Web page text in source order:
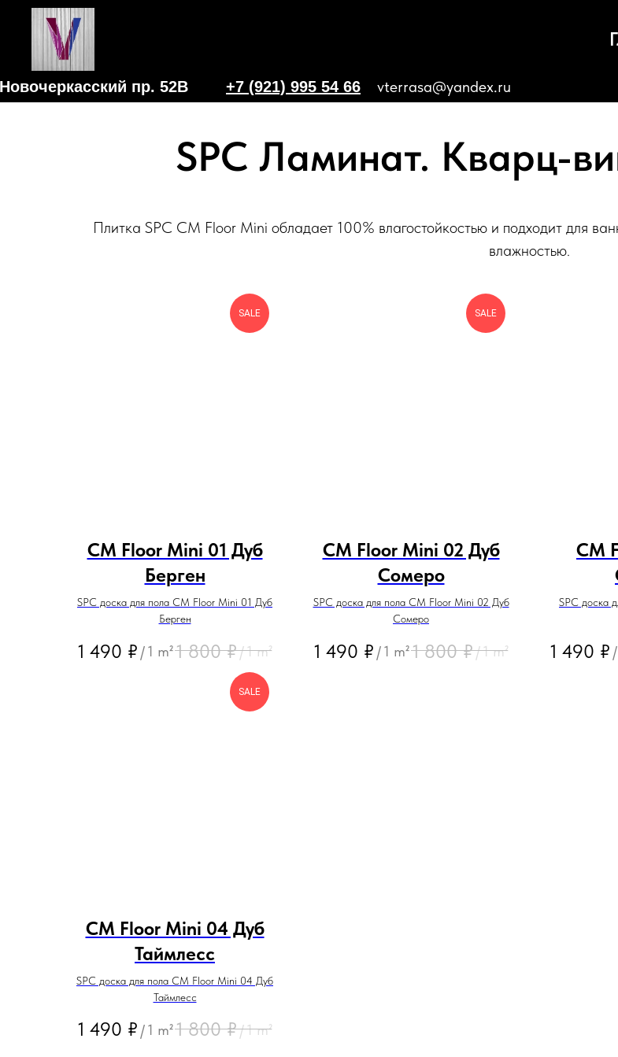
vterrasa@yandex.ru
+7 (921) 995 54 66
Новочеркасский пр. 52В
SPC Ламинат. Кварц-
Плитка SPC CM Floor Mini обладает 100% влагостойкостью и подходит для
влажностью.
SALE
CM Floor Mini 01 Дуб
Берген
SPC доска для пола CM Floor Mini 01 Дуб
Берген
1 490 ₽ /1 m²1 800 ₽/1 m²
SALE
CM Floor Mini 02 Дуб
Cомеро
SPC доска для пола CM Floor Mini 02 Дуб
Cомеро
1 490 ₽ /1 m²1 800 ₽/1 m²
CM
SPC доска
1 490 ₽ /
SALE
CM Floor Mini 04 Дуб
Таймлесс
SPC доска для пола CM Floor Mini 04 Дуб
Таймлесс
1 490 ₽ /1 m²1 800 ₽/1 m²